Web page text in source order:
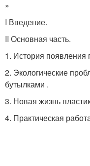
»
I Введение.
II Основная часть.
1. История появления
2. Экологические
бутылками .
3. Новая жизнь
4. Практическая